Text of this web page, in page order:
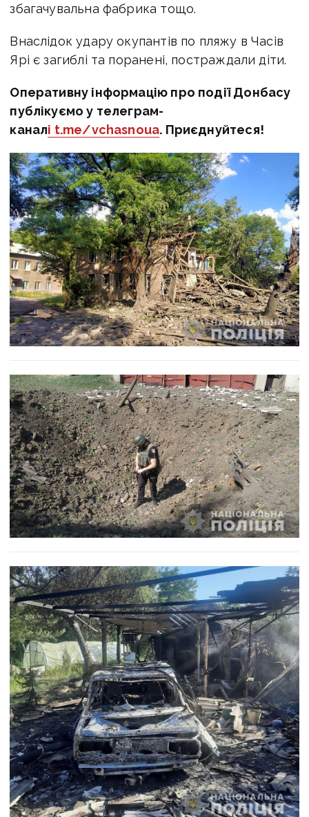
збагачувальна фабрика тощо.
Внаслідок удару окупантів по пляжу в Часів
Ярі є загиблі та поранені, постраждали діти.
Оперативну інформацію про події Донбасу
публікуємо у телеграм-
каналі t.me/vchasnoua. Приєднуйтеся!